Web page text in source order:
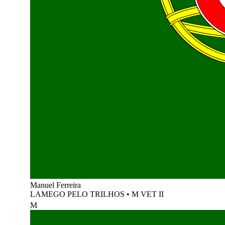
Manuel Ferreira
LAMEGO PELO TRILHOS • M VET II
M